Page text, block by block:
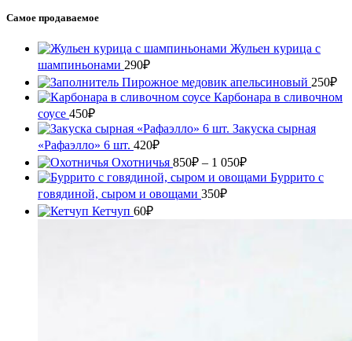
Самое продаваемое
Жульен курица с
шампиньонами 290₽
Пирожное медовик апельсиновый 250₽
Карбонара в сливочном
соусе 450₽
Закуска сырная
«Рафаэлло» 6 шт. 420₽
Охотничья 850₽ – 1 050₽
Буррито с
говядиной, сыром и овощами 350₽
Кетчуп 60₽